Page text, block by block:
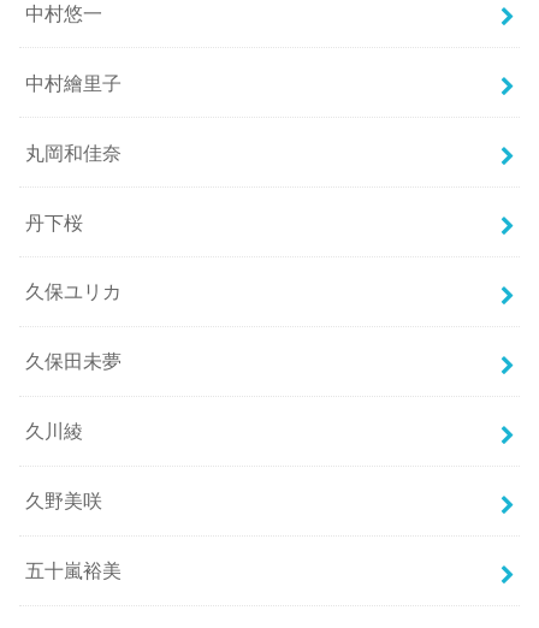
中村悠一
中村繪里子
丸岡和佳奈
丹下桜
久保ユリカ
久保田未夢
久川綾
久野美咲
五十嵐裕美